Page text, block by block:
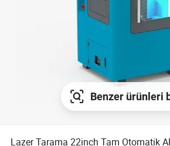
Benzer ürünleri
Lazer Tarama 22inch Tam Otomatik